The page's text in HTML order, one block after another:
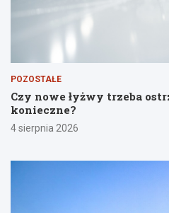
POZOSTAŁE
Czy nowe łyżwy trzeba
konieczne?
4 sierpnia 2026